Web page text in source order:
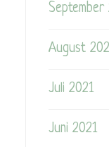
September
August
Juli 2021
Juni 2021